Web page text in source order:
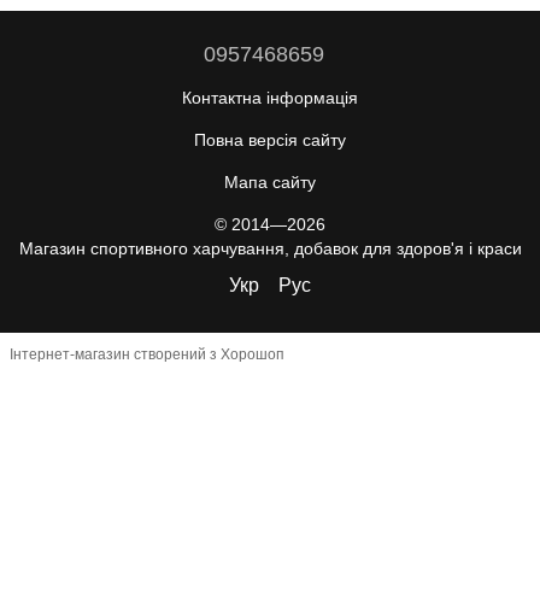
0957468659
Контактна інформація
Повна версія сайту
Мапа сайту
© 2014—2026
Магазин спортивного харчування, добавок для здоров'я і краси
Укр Рус
Інтернет-магазин створений з Хорошоп